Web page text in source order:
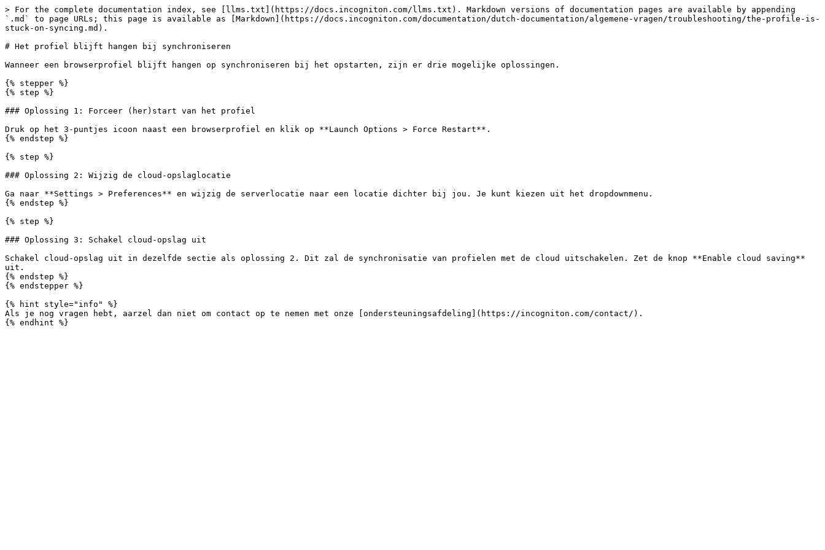
> For the complete documentation index, see [llms.txt](https://docs.incogniton.com/llms.txt). Markdown versions of documentation pages are available by appending
`.md` to page URLs; this page is available as [Markdown](https://docs.incogniton.com/documentation/dutch-documentation/algemene-vragen/troubleshooting/the-profile-is-
stuck-on-syncing.md).
# Het profiel blijft hangen bij synchroniseren
Wanneer een browserprofiel blijft hangen op synchroniseren bij het opstarten, zijn er drie mogelijke oplossingen.
{% stepper %}
{% step %}
### Oplossing 1: Forceer (her)start van het profiel
Druk op het 3-puntjes icoon naast een browserprofiel en klik op **Launch Options > Force Restart**.
{% endstep %}
{% step %}
### Oplossing 2: Wijzig de cloud-opslaglocatie
Ga naar **Settings > Preferences** en wijzig de serverlocatie naar een locatie dichter bij jou. Je kunt kiezen uit het dropdownmenu.
{% endstep %}
{% step %}
### Oplossing 3: Schakel cloud-opslag uit
Schakel cloud-opslag uit in dezelfde sectie als oplossing 2. Dit zal de synchronisatie van profielen met de cloud uitschakelen. Zet de knop **Enable cloud saving**
uit.
{% endstep %}
{% endstepper %}
{% hint style="info" %}
Als je nog vragen hebt, aarzel dan niet om contact op te nemen met onze [ondersteuningsafdeling](https://incogniton.com/contact/).